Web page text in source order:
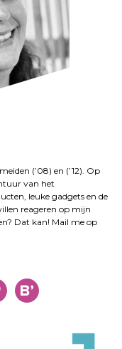
(’08) en (’12). Op
van het
leuke gadgets en de
reageren op mijn
Dat kan! Mail me op
bloglovin